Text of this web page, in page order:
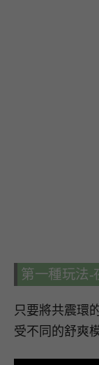
第一種玩法-
只要將共震環
受不同的舒爽